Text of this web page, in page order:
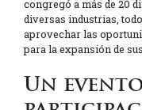
congregó a más de 20
diversas industrias,
aprovechar las
para la expansión de
Un